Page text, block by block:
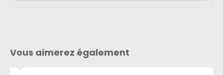
Vous aimerez également